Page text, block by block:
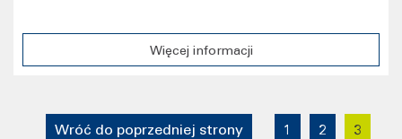
Więcej informacji
1 2
3